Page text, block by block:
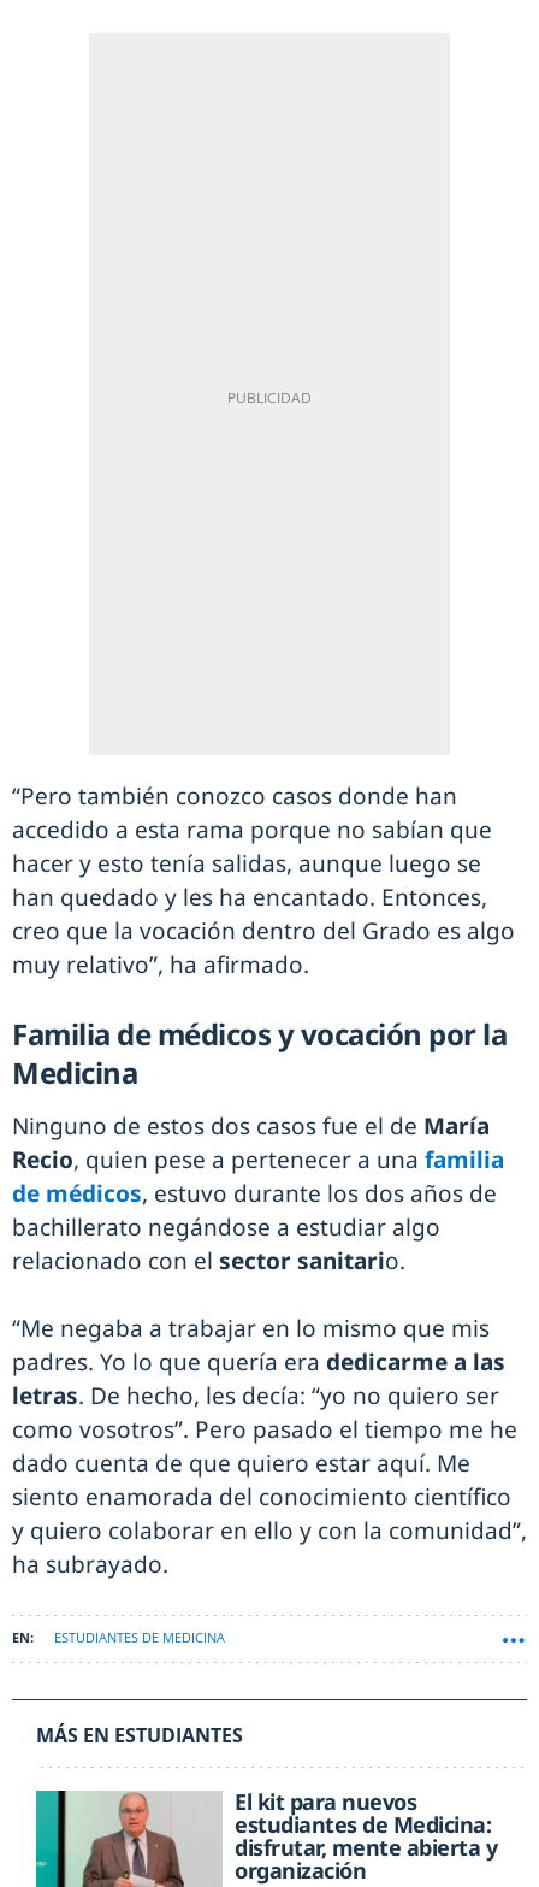
“Pero también conozco casos donde han
accedido a esta rama porque no sabían que
hacer y esto tenía salidas, aunque luego se
han quedado y les ha encantado. Entonces,
creo que la vocación dentro del Grado es algo
muy relativo”, ha afirmado.
Familia de médicos y vocación por la
Medicina
Ninguno de estos dos casos fue el de María
Recio, quien pese a pertenecer a una familia
de médicos, estuvo durante los dos años de
bachillerato negándose a estudiar algo
relacionado con el sector sanitario.
“Me negaba a trabajar en lo mismo que mis
padres. Yo lo que quería era dedicarme a las
letras. De hecho, les decía: “yo no quiero ser
como vosotros”. Pero pasado el tiempo me he
dado cuenta de que quiero estar aquí. Me
siento enamorada del conocimiento científico
y quiero colaborar en ello y con la comunidad”,
ha subrayado.
ESTUDIANTES DE MEDICINA
MÁS EN ESTUDIANTES
El kit para nuevos
estudiantes de Medicina:
disfrutar, mente abierta y
organización